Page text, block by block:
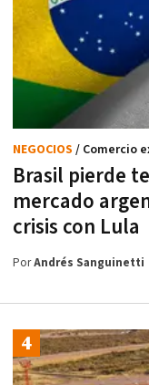
Brasil pierde
mercado
crisis con Lula
NEGOCIOS / Comercio
PorAndrés Sanguinetti